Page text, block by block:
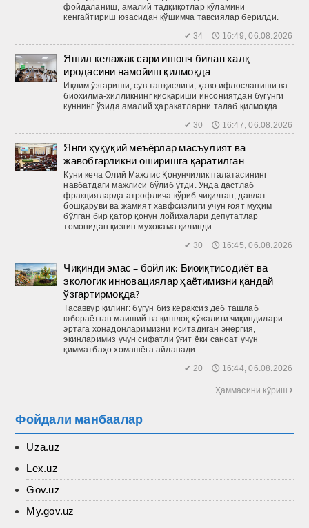
фойдаланиш, амалий тадқиқотлар кўламини
кенгайтириш юзасидан қўшимча тавсиялар берилди.
✔ 34 🕔 16:49, 06.08.2026
Яшил келажак сари ишонч билан халқ
иродасини намойиш қилмоқда
Иқлим ўзгариши, сув танқислиги, ҳаво ифлосланиши ва
биохилма-хилликнинг қисқариши инсониятдан бугунги
куннинг ўзида амалий ҳаракатларни талаб қилмоқда.
✔ 30 🕔 16:47, 06.08.2026
Янги ҳуқуқий меъёрлар масъулият ва
жавобгарликни оширишга қаратилган
Куни кеча Олий Мажлис Қонунчилик палатасининг
навбатдаги мажлиси бўлиб ўтди. Унда дастлаб
фракцияларда атрофлича кўриб чиқилган, давлат
бошқаруви ва жамият хавфсизлиги учун ғоят муҳим
бўлган бир қатор қонун лойиҳалари депутатлар
томонидан қизғин муҳокама қилинди.
✔ 30 🕔 16:45, 06.08.2026
Чиқинди эмас – бойлик: Биоиқтисодиёт ва
экологик инновациялар ҳаётимизни қандай
ўзгартирмоқда?
Тасаввур қилинг: бугун биз кераксиз деб ташлаб
юбораётган маиший ва қиш­лоқ хўжалиги чиқиндилари
эртага хонадонларимизни иситадиган энергия,
экинларимиз учун сифатли ўғит ёки саноат учун
қимматбаҳо хомашёга айланади.
✔ 20 🕔 16:44, 06.08.2026
Ҳаммасини кўриш 
Фойдали манбаалар
Uza.uz
Lex.uz
Gov.uz
My.gov.uz